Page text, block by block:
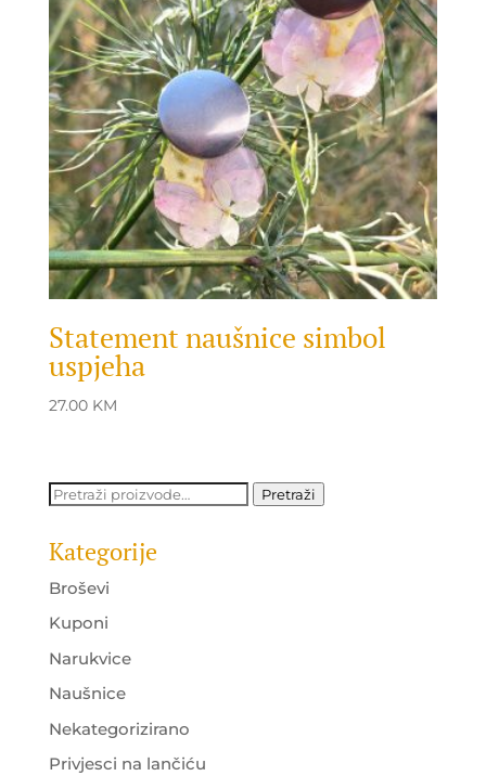
Statement naušnice simbol
uspjeha
27.00 KM
Pretraži: Pretraži
Kategorije
Broševi
Kuponi
Narukvice
Naušnice
Nekategorizirano
Privjesci na lančiću